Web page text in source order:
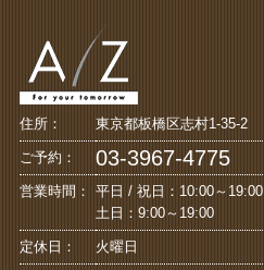
住所： 東京都板橋区志村1-35-2
ご予約： 03-3967-4775
営業時間：
平日 / 祝日：10:00～19:00
土日：9:00～19:00
定休日： 火曜日